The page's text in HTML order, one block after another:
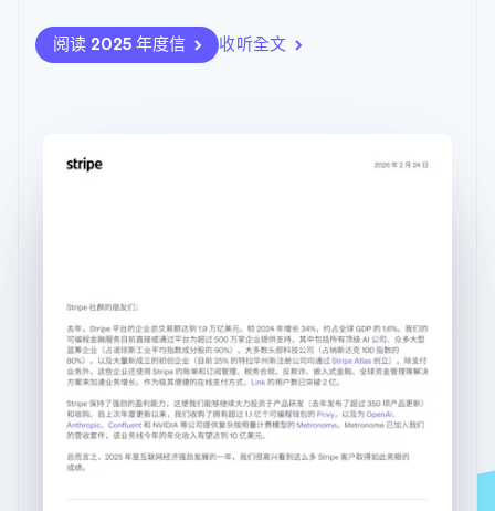
支付成功率优
化
数据同步
Atlas
初创企业注册
Climate
碳移除
生态系统
合作伙伴
Stripe App Marketplace
资源
资讯中心
Stripe Press
阅读 2025 年度信 收听全文
比利时
NederlandsFrançaisDeutsch English
德国
荷兰
NederlandsEnglish
加拿大
EnglishFrançais
捷克
English
克罗地亚
EnglishItaliano